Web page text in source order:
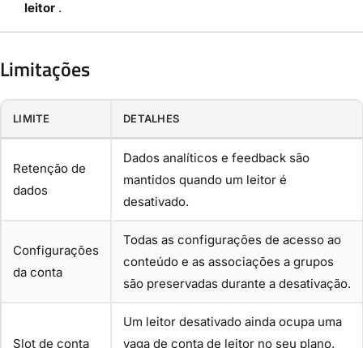
leitor .
Limitações
LIMITE DETALHES
Retenção de
dados
Dados analíticos e feedback são
mantidos quando um leitor é
desativado.
Configurações
da conta
Todas as configurações de acesso ao
conteúdo e as associações a grupos
são preservadas durante a desativação.
Slot de conta
Um leitor desativado ainda ocupa uma
vaga de conta de leitor no seu plano.